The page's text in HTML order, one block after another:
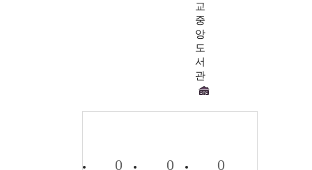
교
중
앙
도
서
관
0 0 0